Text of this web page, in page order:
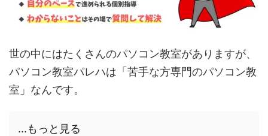
世の中にはたくさんのパソコン教室がありますが、
パソコン教室パレハは「苦手な方専門のパソコン教
室」なんです。
...もっと見る